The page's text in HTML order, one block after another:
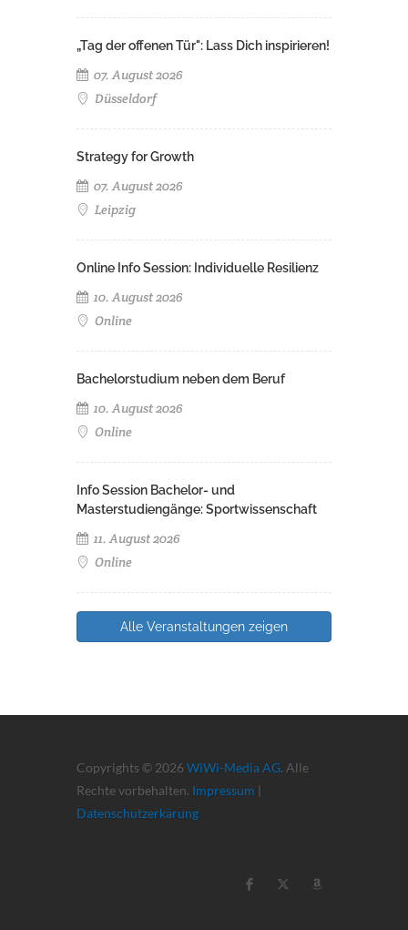
„Tag der offenen Tür": Lass Dich inspirieren!
07. August 2026
Düsseldorf
Strategy for Growth
07. August 2026
Leipzig
Online Info Session: Individuelle Resilienz
10. August 2026
Online
Bachelorstudium neben dem Beruf
10. August 2026
Online
Info Session Bachelor- und
Masterstudiengänge: Sportwissenschaft
11. August 2026
Online
Alle Veranstaltungen zeigen
Copyrights © 2026 WiWi-Media AG. Alle
Rechte vorbehalten. Impressum |
Datenschutzerkärung